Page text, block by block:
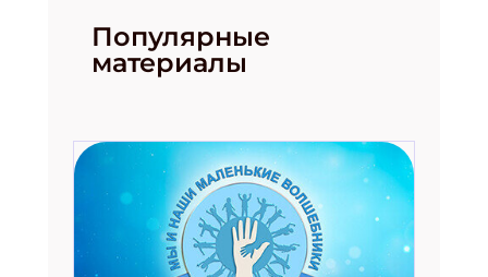
Популярные
материалы